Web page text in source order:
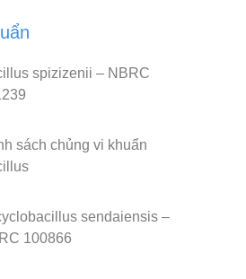
spizizenii – NBRC
sách chủng vi khuẩn
sendaiensis –
100866